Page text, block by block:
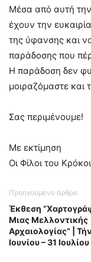
Μέσα από αυτή την
έχουν την
της ύφανσης και
παράδοσης που
Η παράδοση δεν
μοιραζόμαστε και
Σας περιμένουμε!
Με εκτίμηση
Οι Φίλοι του
Προηγούμενο άρθρο
Έκθεση
Μιας Μελλοντικής
Αρχαιολογίας” |
Ιουνίου – 31 Ιουλίου